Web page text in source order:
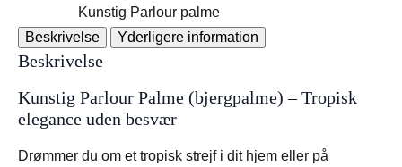
Kunstig Parlour palme
Beskrivelse
Yderligere information
Beskrivelse
Kunstig Parlour Palme (bjergpalme) – Tropisk
elegance uden besvær
Drømmer du om et tropisk strejf i dit hjem eller på